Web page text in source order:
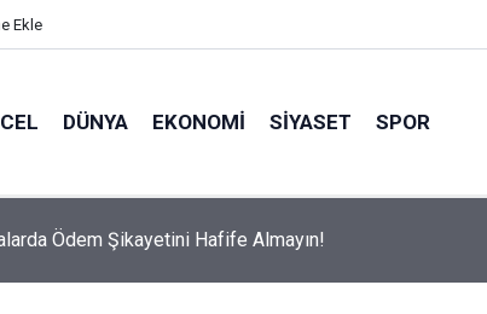
Ekle
DÜNYA EKONOMI SIYASET SPOR
Ödem Şikayetini Hafife Almayın!